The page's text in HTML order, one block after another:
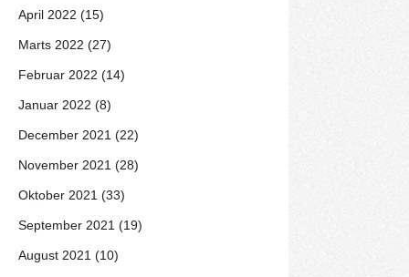
April 2022 (15)
Marts 2022 (27)
Februar 2022 (14)
Januar 2022 (8)
December 2021 (22)
November 2021 (28)
Oktober 2021 (33)
September 2021 (19)
August 2021 (10)